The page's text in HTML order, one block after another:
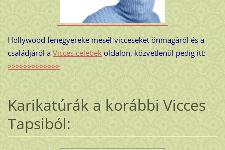
Hollywood fenegyereke mesél vicceseket önmagáról és a
családjáról a Vicces celebek oldalon, közvetlenül pedig itt:
>>>>>>>>>>>>>
Karikatúrák a korábbi Vicces
Tapsiból: